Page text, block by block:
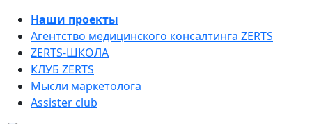
Наши проекты
Агентство медицинского консалтинга ZERTS
ZERTS-ШКОЛА
КЛУБ ZERTS
Мысли маркетолога
Assister club